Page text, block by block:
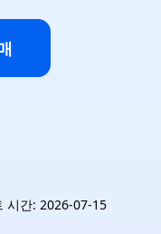
시간: 2026-07-15